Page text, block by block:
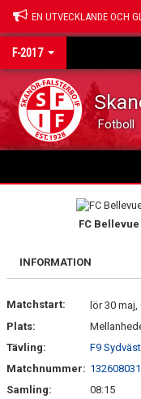
EN UTVECKLANDE OCH
F-2017
Fotboll
KALENDER
MATCHER
BILDGALLERI
FC Bellevue
INFORMATION
Matchstart:
lör 30 maj,
Plats:
Tävling:
F9
Matchnummer: 132608031
Samling:
08:15